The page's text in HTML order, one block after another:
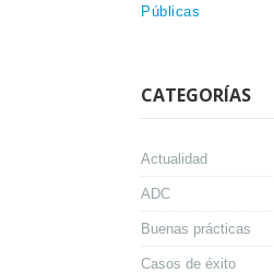
Públicas
CATEGORÍAS
Actualidad
ADC
Buenas prácticas
Casos de éxito